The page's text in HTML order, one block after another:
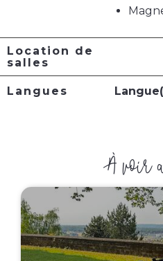
Location de
salles
Langues
À voir